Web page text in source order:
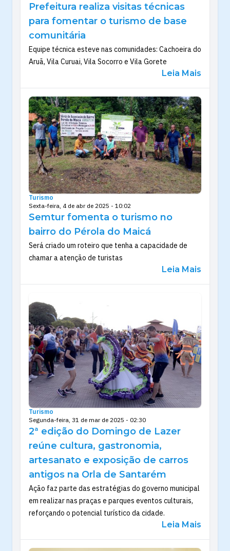
Prefeitura realiza visitas técnicas
para fomentar o turismo de base
comunitária
Equipe técnica esteve nas comunidades: Cachoeira do
Aruã, Vila Curuai, Vila Socorro e Vila Gorete
Leia Mais
Turismo
Sexta-feira, 4 de abr de 2025 - 10:02
Semtur fomenta o turismo no
bairro do Pérola do Maicá
Será criado um roteiro que tenha a capacidade de
chamar a atenção de turistas
Leia Mais
Turismo
Segunda-feira, 31 de mar de 2025 - 02:30
2ª edição do Domingo de Lazer
reúne cultura, gastronomia,
artesanato e exposição de carros
antigos na Orla de Santarém
Ação faz parte das estratégias do governo municipal
em realizar nas praças e parques eventos culturais,
reforçando o potencial turístico da cidade.
Leia Mais